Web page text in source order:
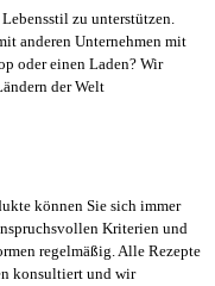
zu unterstützen.
anderen Unternehmen mit
oder einen Laden? Wir
der Welt
können Sie sich immer
Kriterien und
regelmäßig. Alle Rezepte
konsultiert und wir